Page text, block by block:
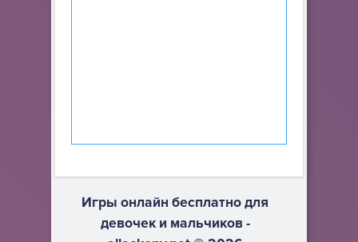
Игры онлайн бесплатно для
девочек и мальчиков -